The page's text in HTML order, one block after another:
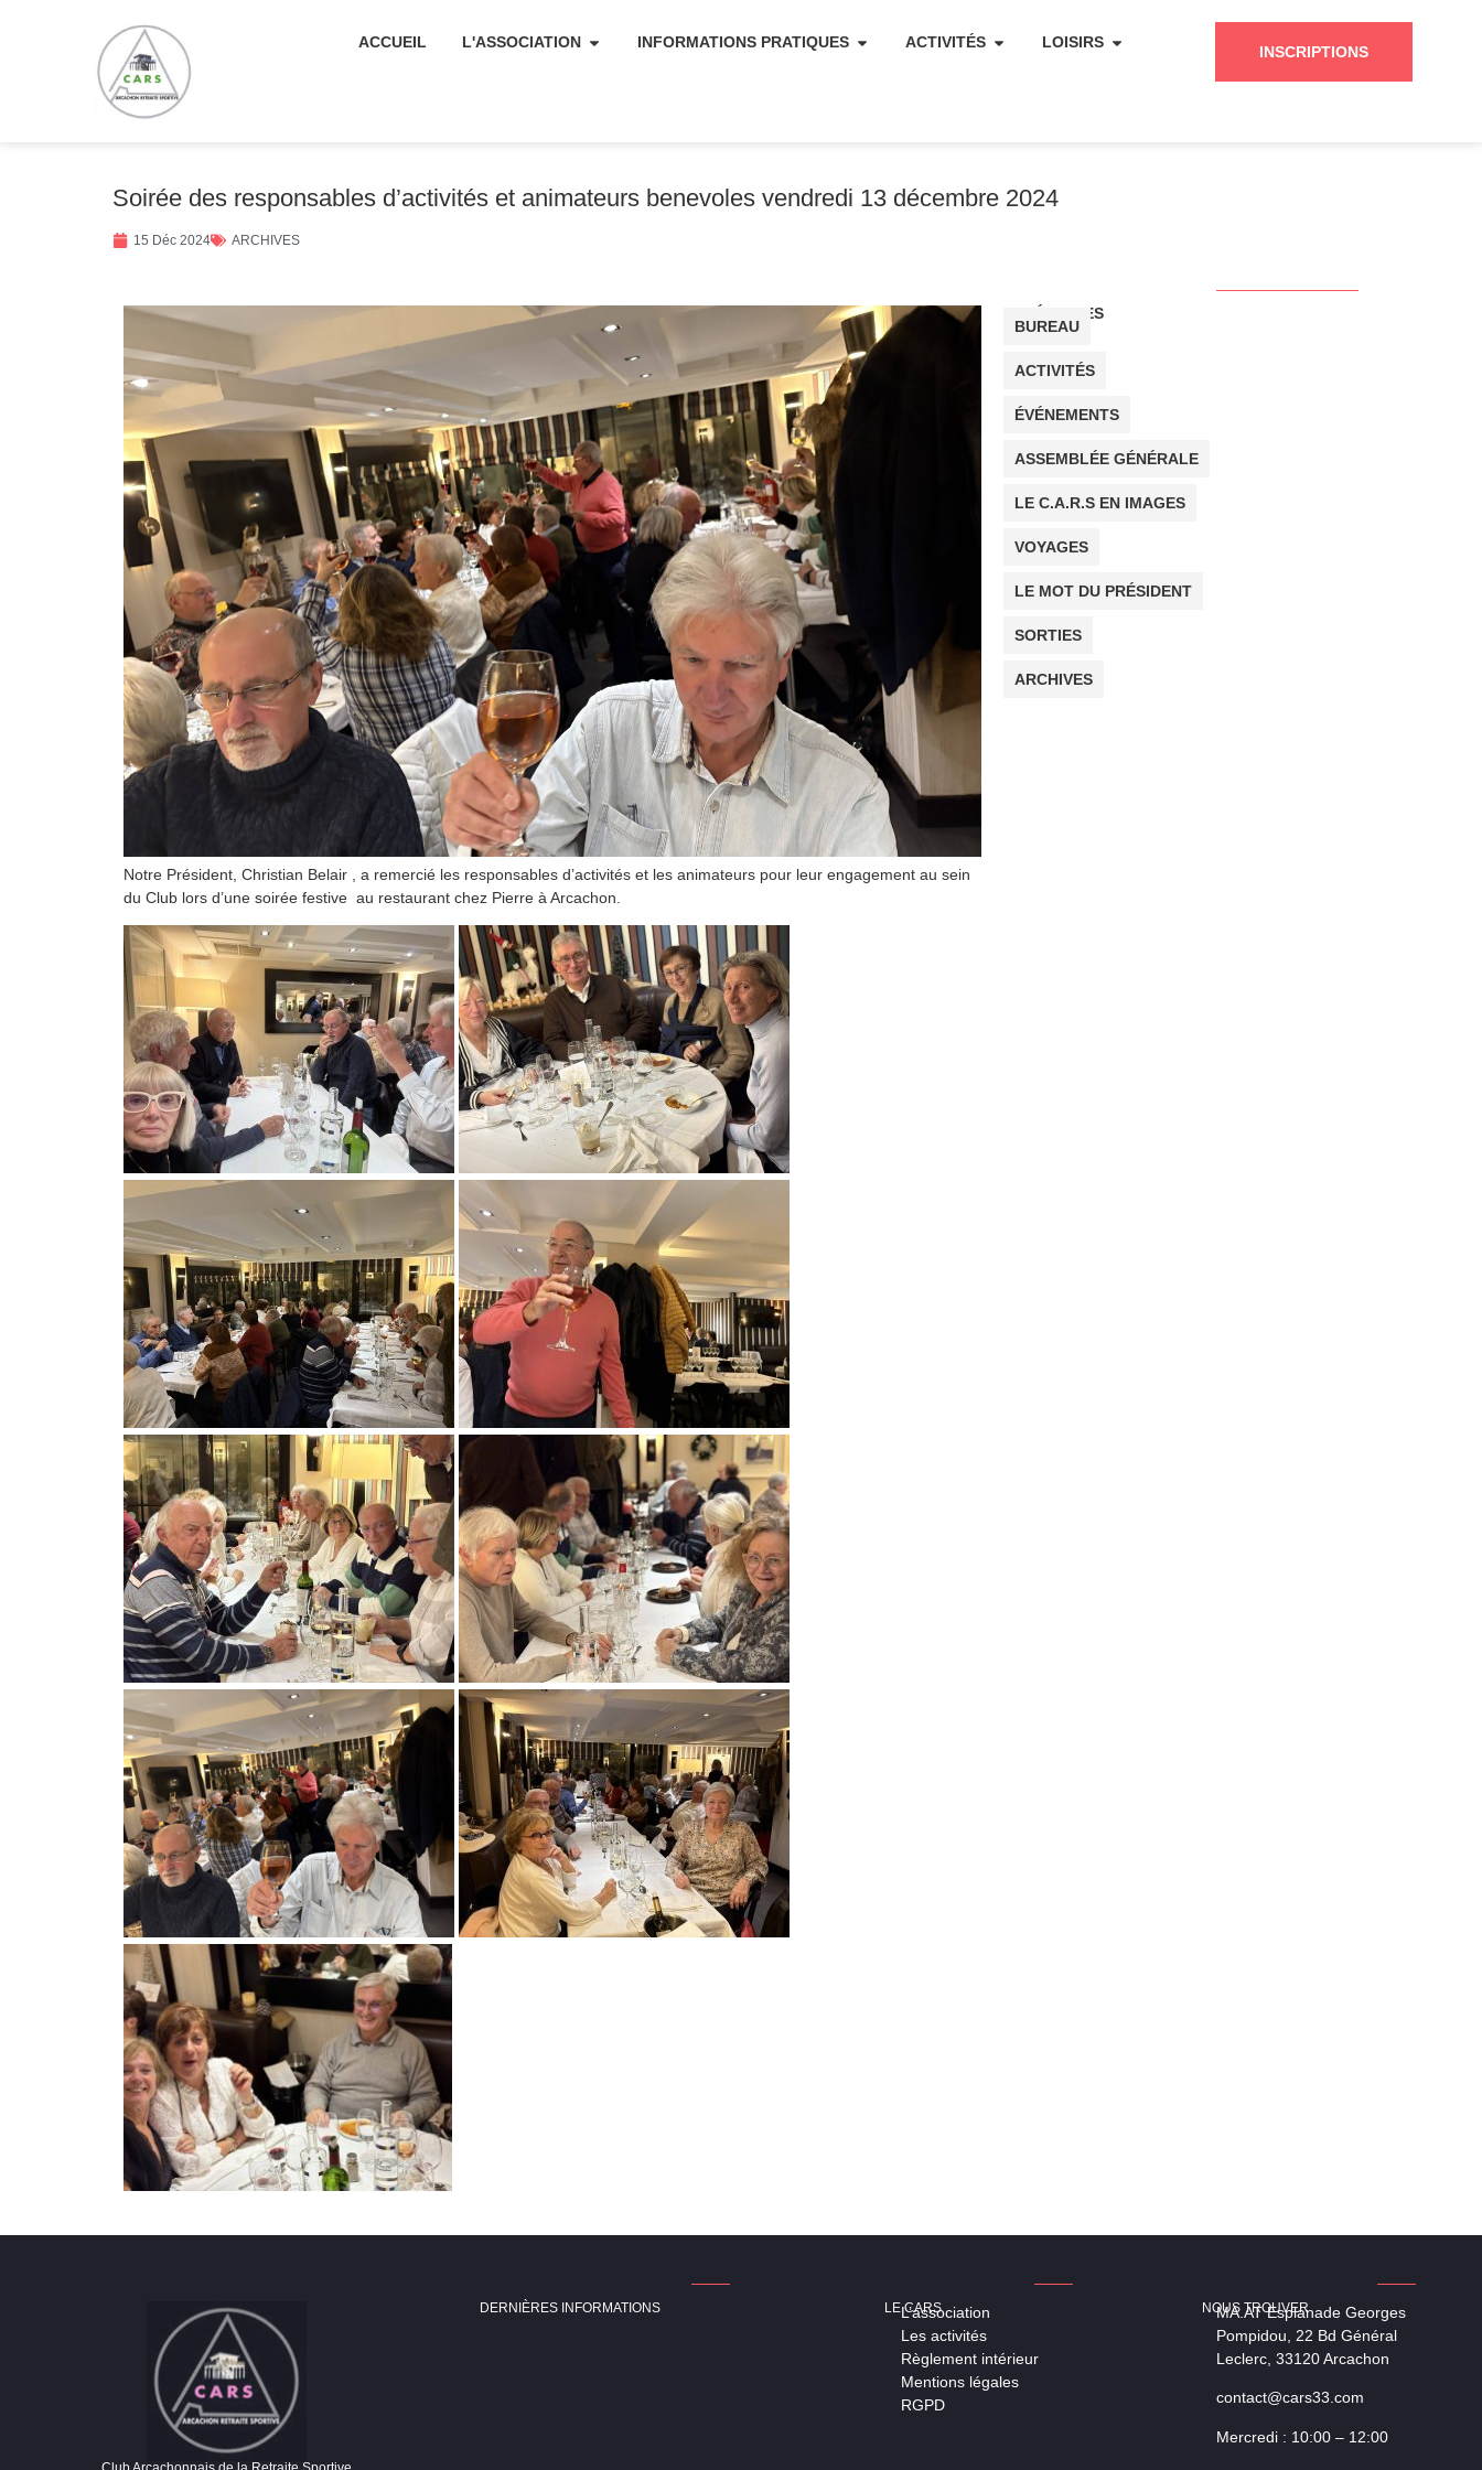
ACCUEIL L'ASSOCIATION INFORMATIONS PRATIQUES ACTIVITÉS LOISIRS
INSCRIPTIONS
Soirée des responsables d’activités et animateurs benevoles vendredi 13 décembre 2024
15 Déc 2024 ARCHIVES
Notre Président, Christian Belair , a remercié les responsables d’activités et les animateurs pour leur engagement au sein
du Club lors d’une soirée festive au restaurant chez Pierre à Arcachon.
CATÉGORIES
BUREAU
ACTIVITÉS
ÉVÉNEMENTS
ASSEMBLÉE GÉNÉRALE
LE C.A.R.S EN IMAGES
VOYAGES
LE MOT DU PRÉSIDENT
SORTIES
ARCHIVES
DERNIÈRES INFORMATIONS LE CARS
L’association
Les activités
Règlement intérieur
Mentions légales
RGPD
NOUS TROUVER
MA.AT Esplanade Georges
Pompidou, 22 Bd Général
Leclerc, 33120 Arcachon
contact@cars33.com
Mercredi : 10:00 – 12:00